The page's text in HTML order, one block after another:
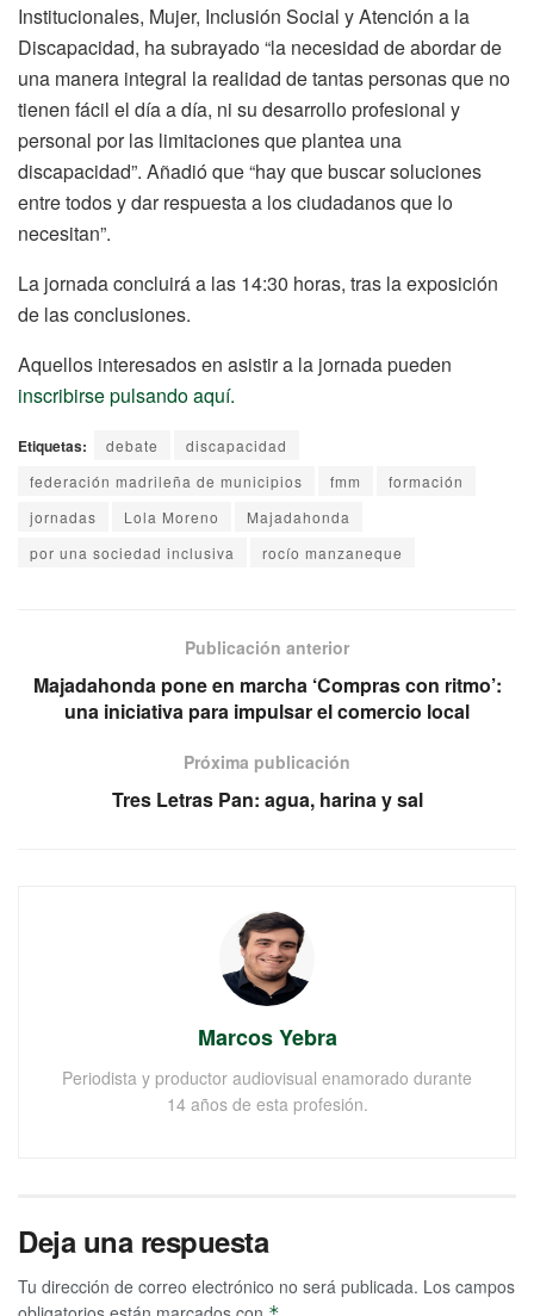
Institucionales, Mujer, Inclusión Social y Atención a la
Discapacidad, ha subrayado “la necesidad de abordar de
una manera integral la realidad de tantas personas que no
tienen fácil el día a día, ni su desarrollo profesional y
personal por las limitaciones que plantea una
discapacidad”. Añadió que “hay que buscar soluciones
entre todos y dar respuesta a los ciudadanos que lo
necesitan”.
La jornada concluirá a las 14:30 horas, tras la exposición
de las conclusiones.
Aquellos interesados en asistir a la jornada pueden
inscribirse pulsando aquí.
Etiquetas: debate
discapacidad
federación madrileña de municipios
fmm
formación
jornadas
Lola Moreno
Majadahonda
por una sociedad inclusiva
rocío manzaneque
Publicación anterior
Majadahonda pone en marcha ‘Compras con ritmo’:
una iniciativa para impulsar el comercio local
Próxima publicación
Tres Letras Pan: agua, harina y sal
Marcos Yebra
Periodista y productor audiovisual enamorado durante
14 años de esta profesión.
Deja una respuesta
Tu dirección de correo electrónico no será publicada. Los campos